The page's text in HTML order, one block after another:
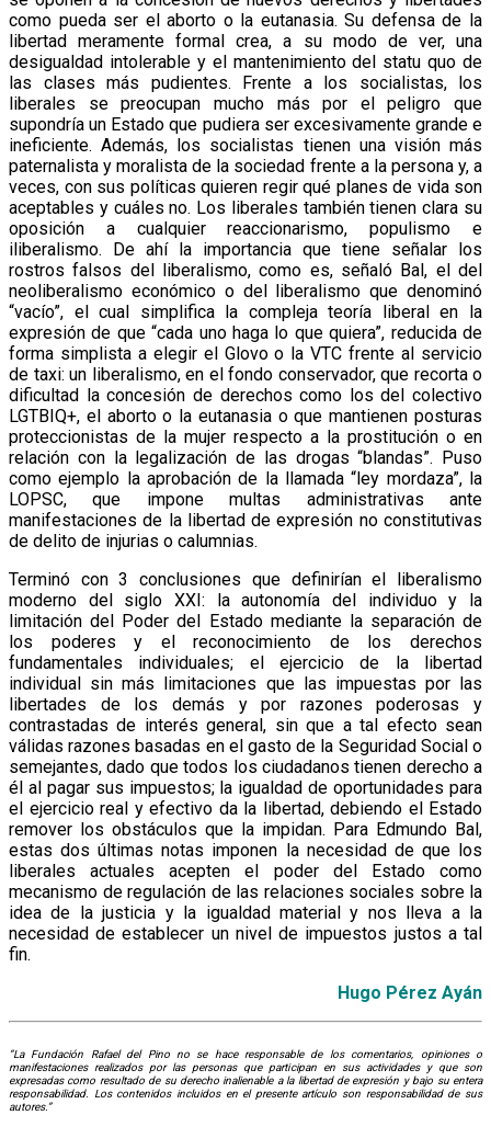
como pueda ser el aborto o la eutanasia. Su defensa de la
libertad meramente formal crea, a su modo de ver, una
desigualdad intolerable y el mantenimiento del statu quo de
las clases más pudientes. Frente a los socialistas, los
liberales se preocupan mucho más por el peligro que
supondría un Estado que pudiera ser excesivamente grande e
ineficiente. Además, los socialistas tienen una visión más
paternalista y moralista de la sociedad frente a la persona y, a
veces, con sus políticas quieren regir qué planes de vida son
aceptables y cuáles no. Los liberales también tienen clara su
oposición a cualquier reaccionarismo, populismo e
iliberalismo. De ahí la importancia que tiene señalar los
rostros falsos del liberalismo, como es, señaló Bal, el del
neoliberalismo económico o del liberalismo que denominó
“vacío”, el cual simplifica la compleja teoría liberal en la
expresión de que “cada uno haga lo que quiera”, reducida de
forma simplista a elegir el Glovo o la VTC frente al servicio
de taxi: un liberalismo, en el fondo conservador, que recorta o
dificultad la concesión de derechos como los del colectivo
LGTBIQ+, el aborto o la eutanasia o que mantienen posturas
proteccionistas de la mujer respecto a la prostitución o en
relación con la legalización de las drogas “blandas”. Puso
como ejemplo la aprobación de la llamada “ley mordaza”, la
LOPSC, que impone multas administrativas ante
manifestaciones de la libertad de expresión no constitutivas
de delito de injurias o calumnias.
Terminó con 3 conclusiones que definirían el liberalismo
moderno del siglo XXI: la autonomía del individuo y la
limitación del Poder del Estado mediante la separación de
los poderes y el reconocimiento de los derechos
fundamentales individuales; el ejercicio de la libertad
individual sin más limitaciones que las impuestas por las
libertades de los demás y por razones poderosas y
contrastadas de interés general, sin que a tal efecto sean
válidas razones basadas en el gasto de la Seguridad Social o
semejantes, dado que todos los ciudadanos tienen derecho a
él al pagar sus impuestos; la igualdad de oportunidades para
el ejercicio real y efectivo da la libertad, debiendo el Estado
remover los obstáculos que la impidan. Para Edmundo Bal,
estas dos últimas notas imponen la necesidad de que los
liberales actuales acepten el poder del Estado como
mecanismo de regulación de las relaciones sociales sobre la
idea de la justicia y la igualdad material y nos lleva a la
necesidad de establecer un nivel de impuestos justos a tal
fin.
Hugo Pérez Ayán
“La Fundación Rafael del Pino no se hace responsable de los comentarios, opiniones o
manifestaciones realizados por las personas que participan en sus actividades y que son
expresadas como resultado de su derecho inalienable a la libertad de expresión y bajo su entera
responsabilidad. Los contenidos incluidos en el presente artículo son responsabilidad de sus
autores.”